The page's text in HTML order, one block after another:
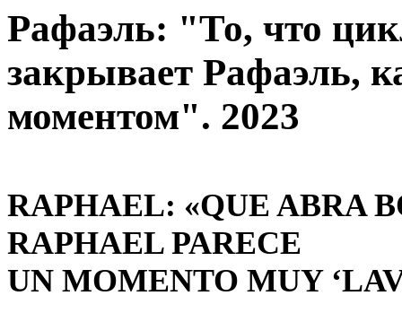
Рафаэль: "То, что
закрывает Рафаэль,
моментом". 2023
RAPHAEL: «QUE ABRA
RAPHAEL PARECE
UN MOMENTO MUY